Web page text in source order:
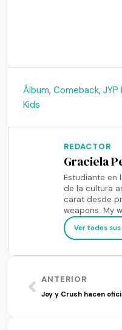
Álbum,Comeback,
Kids
REDACTOR
Graciela
Estudiante en
de la cultura
carat desde
weapons. My
Ver todos
ANTERIOR